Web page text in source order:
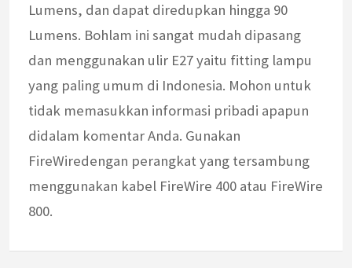
Lumens, dan dapat diredupkan hingga 90
Lumens. Bohlam ini sangat mudah dipasang
dan menggunakan ulir E27 yaitu fitting lampu
yang paling umum di Indonesia. Mohon untuk
tidak memasukkan informasi pribadi apapun
didalam komentar Anda. Gunakan
FireWiredengan perangkat yang tersambung
menggunakan kabel FireWire 400 atau FireWire
800.